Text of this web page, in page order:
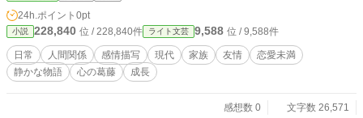
ど、彼の佇まいと料理には、何かがある。 癒しを約束するわ
けではない。 ただ、寄り添うことはできる。そして時に、そ
れだけで、あなたには十分なのだ。 このシリーズは、そんな
夜ごとの出会いを描く。 都市の片隅に生きる人々の断片を通
して、 静けさの中にある重み、 仕草に込められた意味、 そ
24h.ポイント 0pt
小説 228,840 位 / 228,840件 ライト文芸 9,588 位 / 9,588件
日常 人間関係 感情描写 現代 家族 友情
恋愛未満
静かな物語
心の葛藤 成長
感想数 0
文字数 26,571